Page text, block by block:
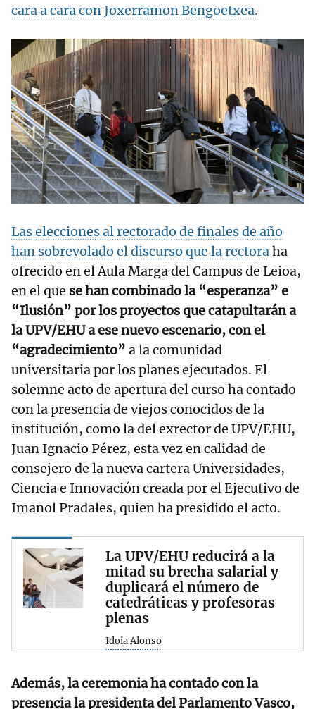
cara a cara con Joxerramon Bengoetxea.
Las elecciones al rectorado de finales de año
han sobrevolado el discurso que la rectoraha
ofrecido en el Aula Marga del Campus de Leioa,
en el que se han combinado la “esperanza” e
“Ilusión” por los proyectos que catapultarán a
la UPV/EHU a ese nuevo escenario, con el
“agradecimiento” a la comunidad
universitaria por los planes ejecutados. El
solemne acto de apertura del curso ha contado
con la presencia de viejos conocidos de la
institución, como la del exrector de UPV/EHU,
Juan Ignacio Pérez, esta vez en calidad de
consejero de la nueva cartera Universidades,
Ciencia e Innovación creada por el Ejecutivo de
Imanol Pradales, quien ha presidido el acto.
La UPV/EHU reducirá a la
mitad su brecha salarial y
duplicará el número de
catedráticas y profesoras
plenas
Idoia Alonso
Además, la ceremonia ha contado con la
presencia la presidenta del Parlamento Vasco,